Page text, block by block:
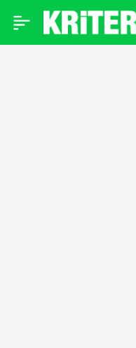
Türkiye Kadın Tekvando